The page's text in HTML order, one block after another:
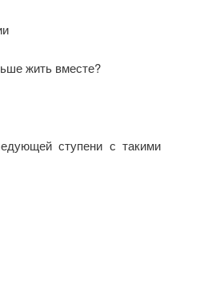
жить вместе?
ступени с такими